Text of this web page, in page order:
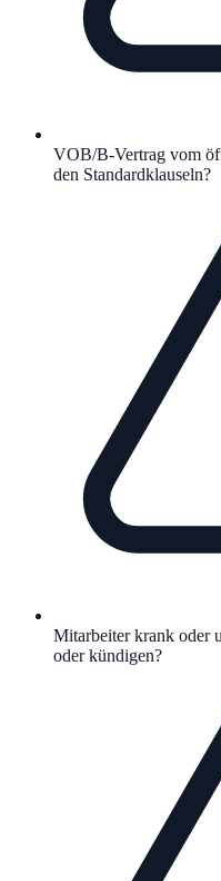
VOB/B-Vertrag vom
den Standardklauseln?
Mitarbeiter krank oder
oder kündigen?